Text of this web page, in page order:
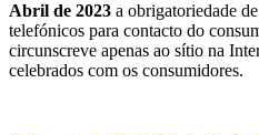
Abril de 2023 a obrigatoriedade
telefónicos para contacto do
circunscreve apenas ao sítio na
celebrados com os consumidores.